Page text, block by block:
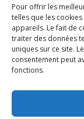
Pour offrir les
telles que les
appareils. Le fait de
traiter des données
uniques sur ce site.
consentement peut
fonctions.
06 Juil 2026
Étude
01 Juil 2026
Pénurie du
Wallonie ?